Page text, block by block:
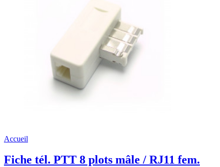
Accueil
Fiche tél. PTT 8 plots mâle / RJ11 fem.